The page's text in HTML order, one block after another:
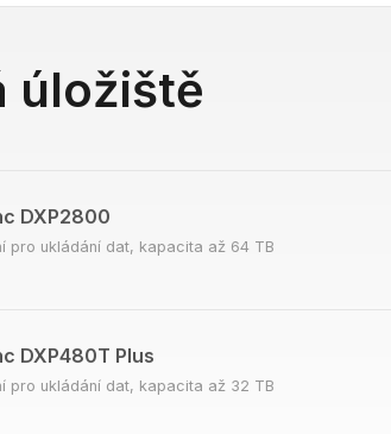
úložiště
DXP2800
pro ukládání dat, kapacita až 64 TB
DXP480T Plus
pro ukládání dat, kapacita až 32 TB